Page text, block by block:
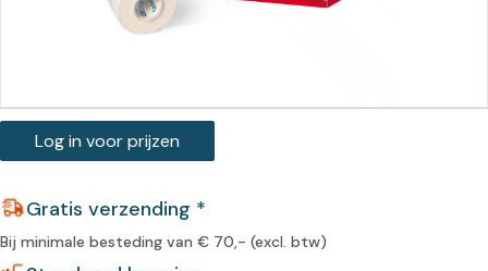
Log in voor prijzen
Gratis verzending *
Bij minimale besteding van € 70,- (excl. btw)